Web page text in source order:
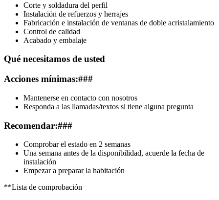
Corte y soldadura del perfil
Instalación de refuerzos y herrajes
Fabricación e instalación de ventanas de doble acristalamiento
Control de calidad
Acabado y embalaje
Qué necesitamos de usted
Acciones mínimas:###
Mantenerse en contacto con nosotros
Responda a las llamadas/textos si tiene alguna pregunta
Recomendar:###
Comprobar el estado en 2 semanas
Una semana antes de la disponibilidad, acuerde la fecha de
instalación
Empezar a preparar la habitación
**Lista de comprobación